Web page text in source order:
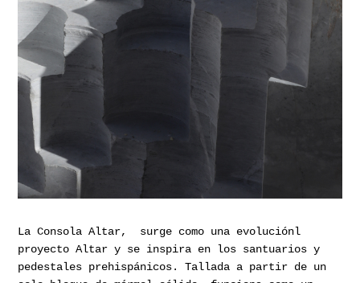
La Consola Altar, surge como una evoluciónl
proyecto Altar y se inspira en los santuarios y
pedestales prehispánicos. Tallada a partir de un